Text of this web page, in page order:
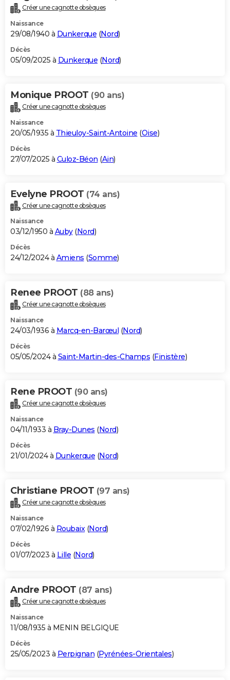
Bricolage
Lifestyle
Culture
Sport
Auto
Television
Voyage
CinemaCréer une cagnotte obsèques
Naissance
29/08/1940 à Dunkerque (Nord)
Décès
05/09/2025 à Dunkerque (Nord)
Monique PROOT (90 ans)
Créer une cagnotte obsèques
Naissance
20/05/1935 à Thieuloy-Saint-Antoine (Oise)
Décès
27/07/2025 à Culoz-Béon (Ain)
Evelyne PROOT (74 ans)
Créer une cagnotte obsèques
Naissance
03/12/1950 à Auby(Nord)
Décès
24/12/2024 à Amiens (Somme)
Renee PROOT (88 ans)
Créer une cagnotte obsèques
Naissance
24/03/1936 à Marcq-en-Barœul (Nord)
Décès
05/05/2024 à Saint-Martin-des-Champs (Finistère)
Rene PROOT (90 ans)
Créer une cagnotte obsèques
Naissance
04/11/1933 à Bray-Dunes (Nord)
Décès
21/01/2024 à Dunkerque (Nord)
Christiane PROOT (97 ans)
Créer une cagnotte obsèques
Naissance
07/02/1926 à Roubaix(Nord)
Décès
01/07/2023 à Lille (Nord)
Andre PROOT (87 ans)
Créer une cagnotte obsèques
Naissance
11/08/1935 à MENIN BELGIQUE
Décès
25/05/2023 à Perpignan (Pyrénées-Orientales)